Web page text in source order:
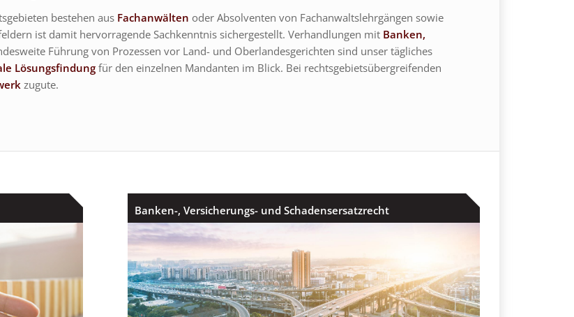
bestehen aus Fachanwälten oder Absolventen von Fachanwaltslehrgängen sowie
ist damit hervorragende Sachkenntnis sichergestellt. Verhandlungen mit Banken,
Führung von Prozessen vor Land- und Oberlandesgerichten sind unser tägliches
Lösungsfindung für den einzelnen Mandanten im Blick. Bei rechtsgebietsübergreifenden
zugute.
Banken-, Versicherungs- und Schadensersatzrecht